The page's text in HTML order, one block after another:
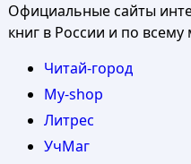
Официальные сайты
книг в России и по всему
Читай-город
My-shop
Литрес
УчМаг